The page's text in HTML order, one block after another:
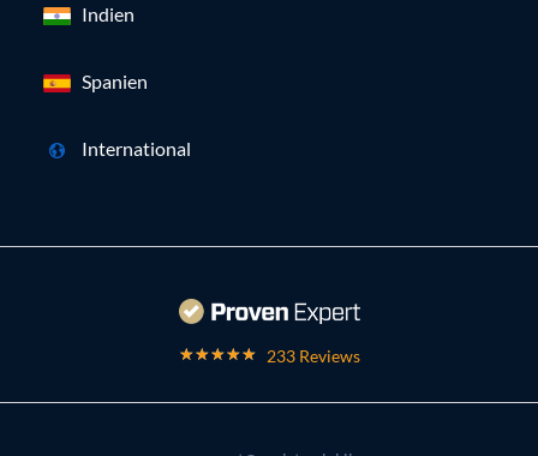
Indien
Spanien
International
233 Reviews